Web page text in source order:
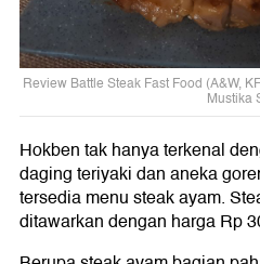
Review Battle Steak Fast Food (A&W,
Mustika
Hokben tak hanya terkenal
daging teriyaki dan aneka
tersedia menu steak ayam.
ditawarkan dengan harga Rp